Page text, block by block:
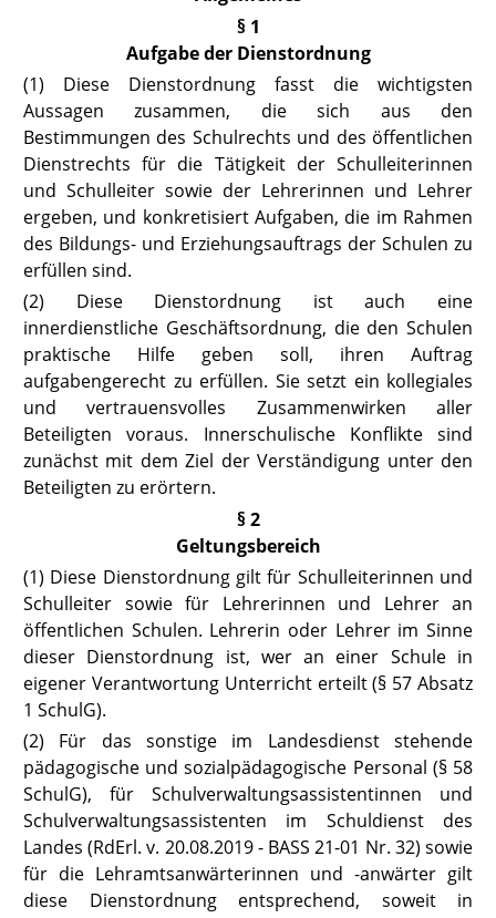
§ 1
Aufgabe der Dienstordnung
(1) Diese Dienstordnung fasst die wichtigsten
Aussagen zusammen, die sich aus den
Bestimmungen des Schulrechts und des öffentlichen
Dienstrechts für die Tätigkeit der Schulleiterinnen
und Schulleiter sowie der Lehrerinnen und Lehrer
ergeben, und konkretisiert Aufgaben, die im Rahmen
des Bildungs- und Erziehungsauftrags der Schulen zu
erfüllen sind.
(2) Diese Dienstordnung ist auch eine
innerdienstliche Geschäftsordnung, die den Schulen
praktische Hilfe geben soll, ihren Auftrag
aufgabengerecht zu erfüllen. Sie setzt ein kollegiales
und vertrauensvolles Zusammenwirken aller
Beteiligten voraus. Innerschulische Konflikte sind
zunächst mit dem Ziel der Verständigung unter den
Beteiligten zu erörtern.
§ 2
Geltungsbereich
(1) Diese Dienstordnung gilt für Schulleiterinnen und
Schulleiter sowie für Lehrerinnen und Lehrer an
öffentlichen Schulen. Lehrerin oder Lehrer im Sinne
dieser Dienstordnung ist, wer an einer Schule in
eigener Verantwortung Unterricht erteilt (§ 57 Absatz
1 SchulG).
(2) Für das sonstige im Landesdienst stehende
pädagogische und sozialpädagogische Personal (§ 58
SchulG), für Schulverwaltungsassistentinnen und
Schulverwaltungsassistenten im Schuldienst des
Landes (RdErl. v. 20.08.2019 - BASS 21-01 Nr. 32) sowie
für die Lehramtsanwärterinnen und -anwärter gilt
diese Dienstordnung entsprechend, soweit in